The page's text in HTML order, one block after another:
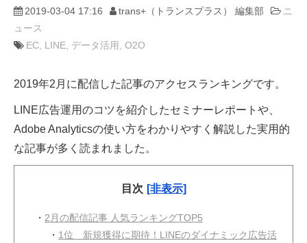
2019-03-04 17:16 trans+（トランスプラス） 編集部
ニ
ュース
EC LINE データ活用 O2O
2019年2月に配信した記事のアクセスランキングです。
LINE広告運用のコツを紹介したセミナーレポートや、
Adobe Analyticsの使い方をわかりやすく解説した実用的
な記事が多く読まれました。
目次 [非表示]
・ 2月の配信記事 人気ランキングTOP5
・ 1位 新規獲得に期待！LINEのダイナミック広告活